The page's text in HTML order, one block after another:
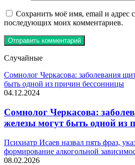
Сохранить моё имя, email и адрес
последующих моих комментариев.
Случайные
Сомнолог Черкасова: заболевания
быть одной из причин бессонницы
04.12.2024
Сомнолог Черкасова:
железы могут быть одной из
Психиатр Исаев назвал пять фраз,
формирование алкогольной
08.02.2026